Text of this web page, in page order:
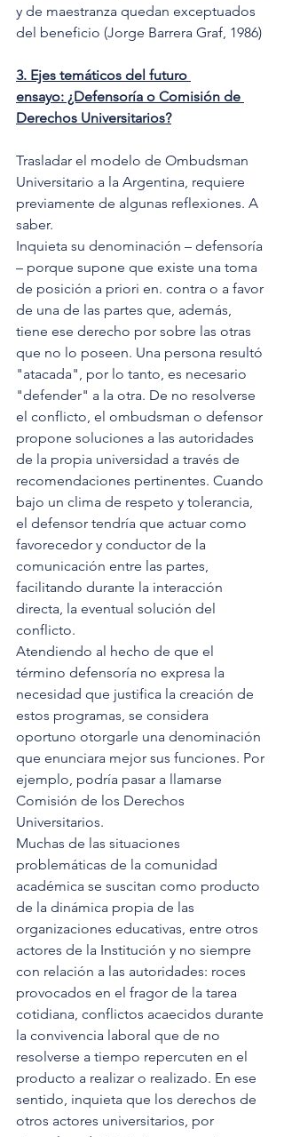
y de maestranza quedan exceptuados
del beneficio (Jorge Barrera Graf, 1986)
3. Ejes temáticos del futuro
ensayo: ¿Defensoría o Comisión de
Derechos Universitarios?
Trasladar el modelo de Ombudsman
Universitario a la Argentina, requiere
previamente de algunas reflexiones. A
saber.
Inquieta su denominación – defensoría
– porque supone que existe una toma
de posición a priori en. contra o a favor
de una de las partes que, además,
tiene ese derecho por sobre las otras
que no lo poseen. Una persona resultó
"atacada", por lo tanto, es necesario
"defender" a la otra. De no resolverse
el conflicto, el ombudsman o defensor
propone soluciones a las autoridades
de la propia universidad a través de
recomendaciones pertinentes. Cuando
bajo un clima de respeto y tolerancia,
el defensor tendría que actuar como
favorecedor y conductor de la
comunicación entre las partes,
facilitando durante la interacción
directa, la eventual solución del
conflicto.
Atendiendo al hecho de que el
término defensoría no expresa la
necesidad que justifica la creación de
estos programas, se considera
oportuno otorgarle una denominación
que enunciara mejor sus funciones. Por
ejemplo, podría pasar a llamarse
Comisión de los Derechos
Universitarios.
Muchas de las situaciones
problemáticas de la comunidad
académica se suscitan como producto
de la dinámica propia de las
organizaciones educativas, entre otros
actores de la Institución y no siempre
con relación a las autoridades: roces
provocados en el fragor de la tarea
cotidiana, conflictos acaecidos durante
la convivencia laboral que de no
resolverse a tiempo repercuten en el
producto a realizar o realizado. En ese
sentido, inquieta que los derechos de
otros actores universitarios, por